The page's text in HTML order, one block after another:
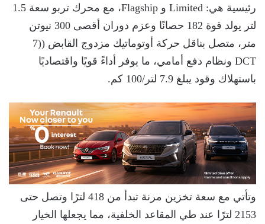
رئيسية هي: Limited و Flagship، مع محرك تربو سعة 1.5
لتر يولد قوة 182 حصانًا وعزم دوران أقصى 300 نيوتن
متر، متصل بناقل حركة أوتوماتيك مزدوج القابض ((7
DCT ونظام دفع أمامي، ما يوفر أداءً قويًا واقتصاديًا
باستهلاك وقود يبلغ 7.9 لتر/100 كم.
وتأتي مع سعة تخزين مرنة تبدأ من 418 لترًا وتصل حتى
2153 لترًا عند طي المقاعد الخلفية، مما يجعلها الخيار